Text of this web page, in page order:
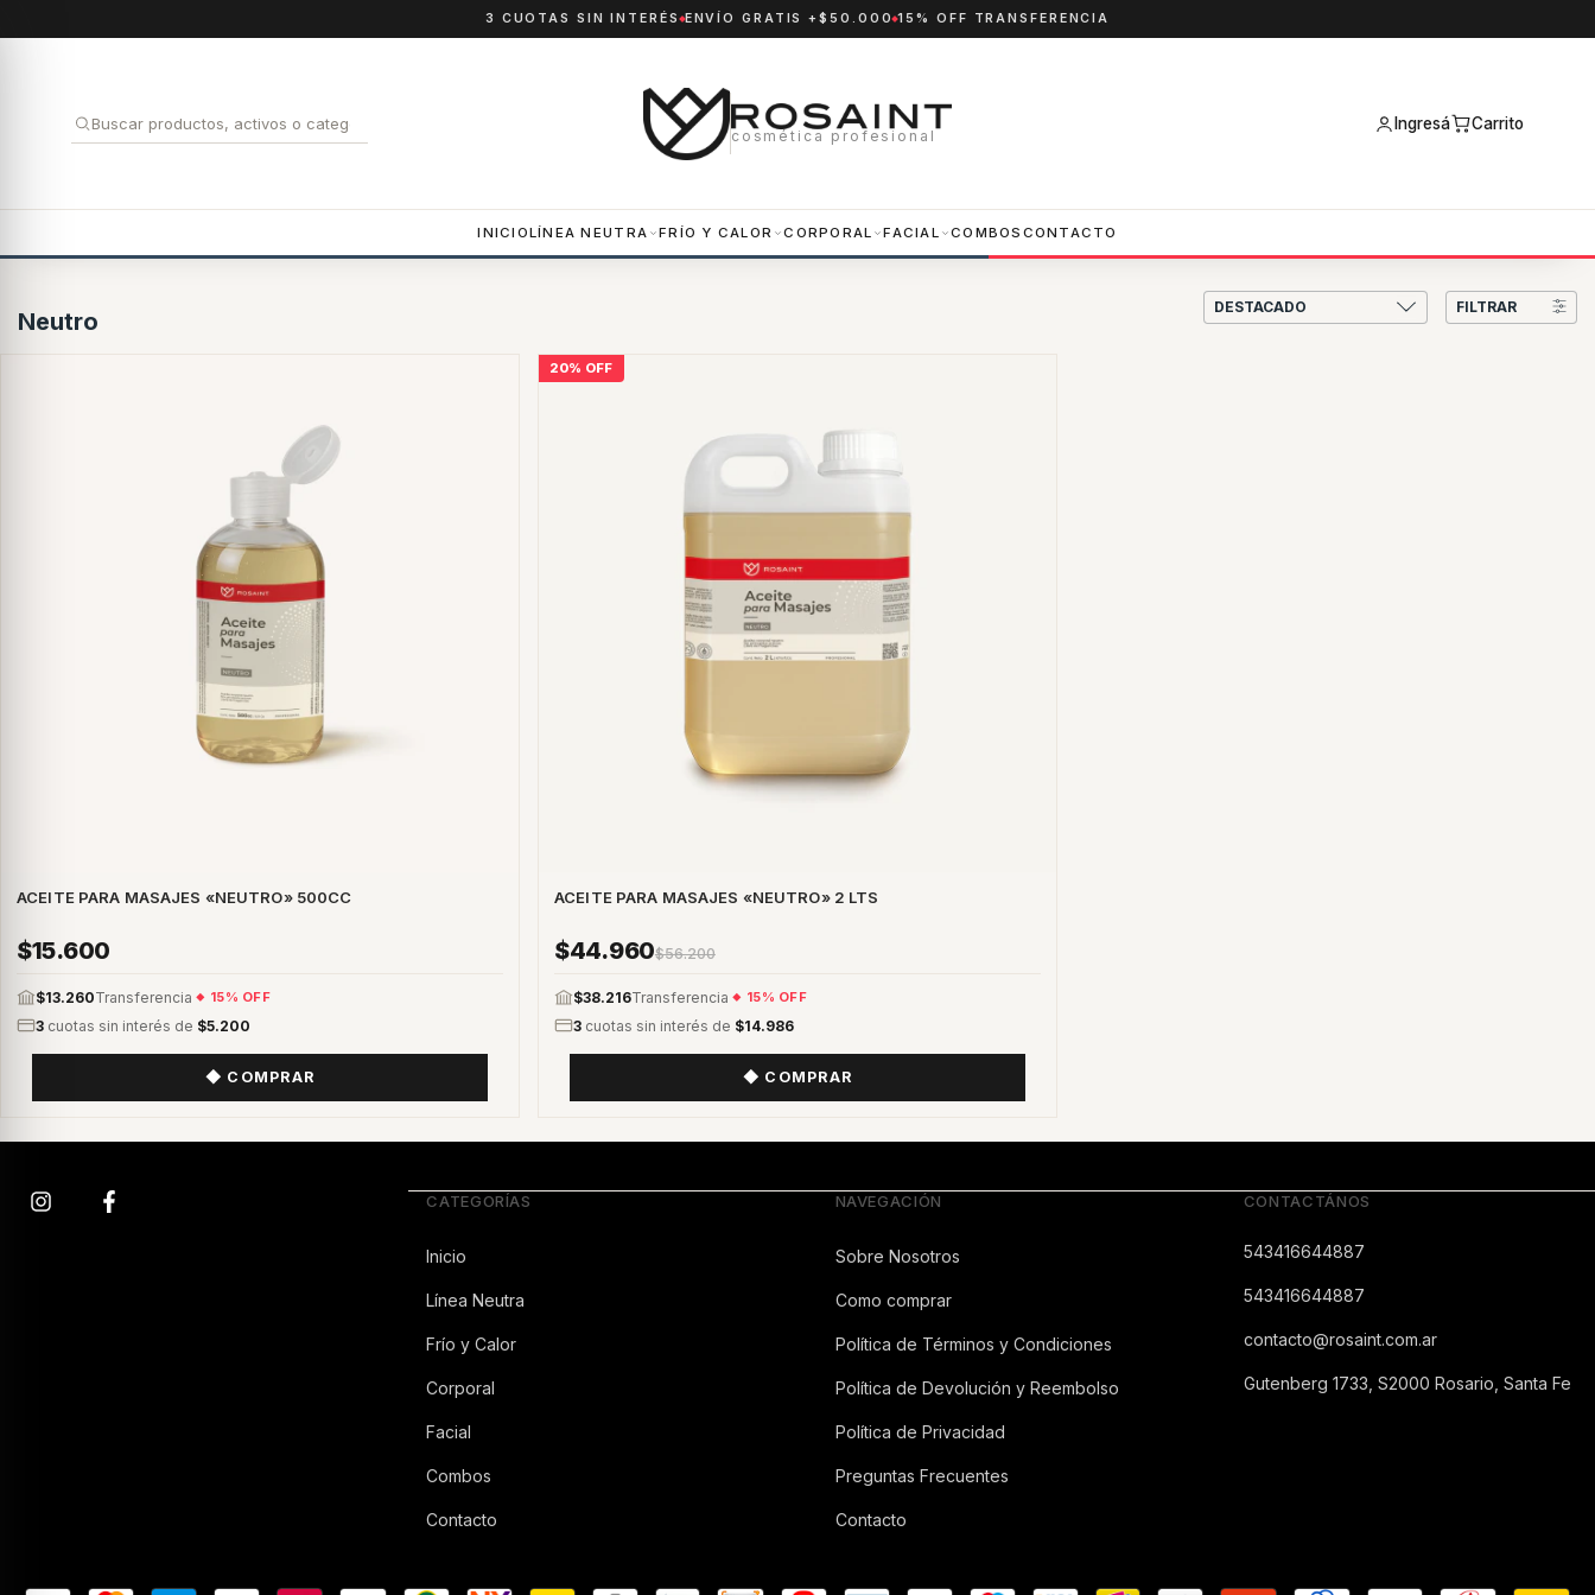
3 CUOTAS SIN INTERÉS ENVÍO GRATIS +$50.000 15% OFF TRANSFERENCIA
cosmética profesional
Ingresá Carrito
INICIOLÍNEA NEUTRA FRÍO Y CALOR CORPORAL FACIAL COMBOS CONTACTO
Neutro
FILTRAR
ACEITE PARA MASAJES «NEUTRO» 500CC
$15.600
$13.260Transferencia 15% OFF
3 cuotas sin interés de $5.200
20% OFF
ACEITE PARA MASAJES «NEUTRO» 2 LTS
$56.200
$44.960
$38.216Transferencia 15% OFF
3 cuotas sin interés de $14.986
CATEGORÍAS
Inicio
Línea Neutra
Frío y Calor
Corporal
Facial
Combos
Contacto
NAVEGACIÓN
Sobre Nosotros
Como comprar
Política de Términos y Condiciones
Política de Devolución y Reembolso
Política de Privacidad
Preguntas Frecuentes
Contacto
CONTACTÁNOS
543416644887
543416644887
contacto@rosaint.com.ar
Gutenberg 1733, S2000 Rosario, Santa Fe